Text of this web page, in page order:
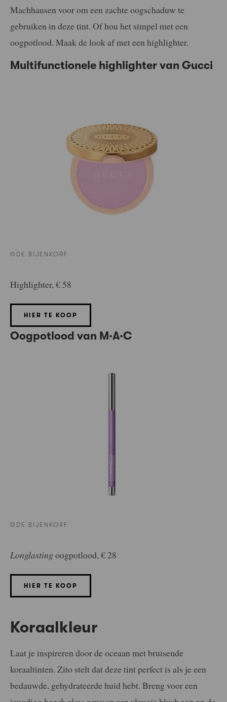
Machhausen voor om een zachte oogschaduw te
gebruiken in deze tint. Of hou het simpel met een
oogpotlood. Maak de look af met een highlighter.
Multifunctionele highlighter van Gucci
©DE BIJENKORF
Highlighter, € 58
HIER TE KOOP
Oogpotlood van M·A·C
©DE BIJENKORF
Longlasting oogpotlood, € 28
HIER TE KOOP
Koraalkleur
Laat je inspireren door de oceaan met bruisende
koraaltinten. Zito stelt dat deze tint perfect is als je een
bedauwde, gehydrateerde huid hebt. Breng voor een